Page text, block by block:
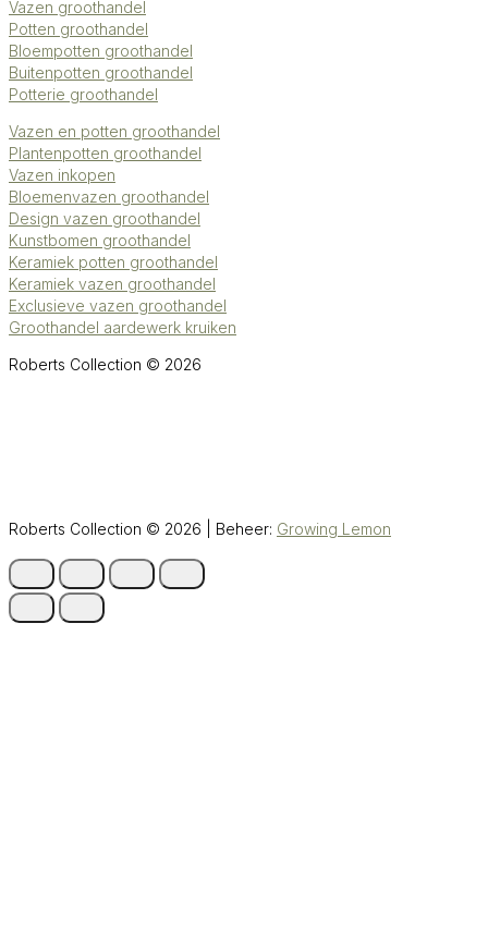
Vazen groothandel
Potten groothandel
Bloempotten groothandel
Buitenpotten groothandel
Potterie groothandel
Vazen en potten groothandel
Plantenpotten groothandel
Vazen inkopen
Bloemenvazen groothandel
Design vazen groothandel
Kunstbomen groothandel
Keramiek potten groothandel
Keramiek vazen groothandel
Exclusieve vazen groothandel
Groothandel aardewerk kruiken
Roberts Collection © 2026
Roberts Collection © 2026 | Beheer: Growing Lemon